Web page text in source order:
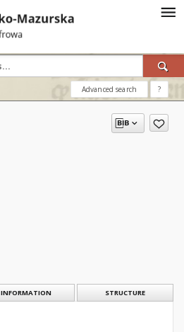
Advanced search ?
INFORMATION STRUCTURE